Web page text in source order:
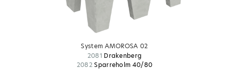
System AMOROSA 02
2081 Drakenberg
2082Sparreholm 40/80